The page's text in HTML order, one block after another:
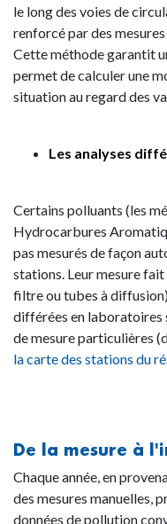
le long des voies de
renforcé par des
Cette méthode garantit
permet de calculer une
situation au regard
Les analyses
Certains polluants (les
Hydrocarbures
pas mesurés de façon
stations. Leur mesure
filtre ou tubes à diffusion)
différées en laboratoires
de mesure particulières
la carte des stations du
De la mesure à
Chaque année, en
des mesures manuelles,
données de pollution